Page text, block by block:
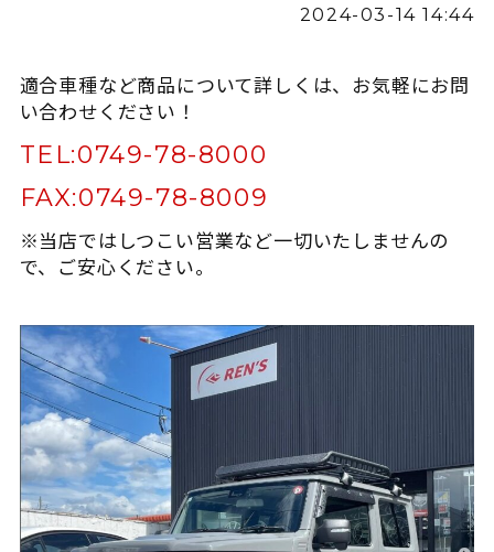
2024-03-14 14:44
適合車種など商品について詳しくは、お気軽にお問
い合わせください！
TEL:0749-78-8000
FAX:0749-78-8009
※当店ではしつこい営業など一切いたしませんの
で、ご安心ください。